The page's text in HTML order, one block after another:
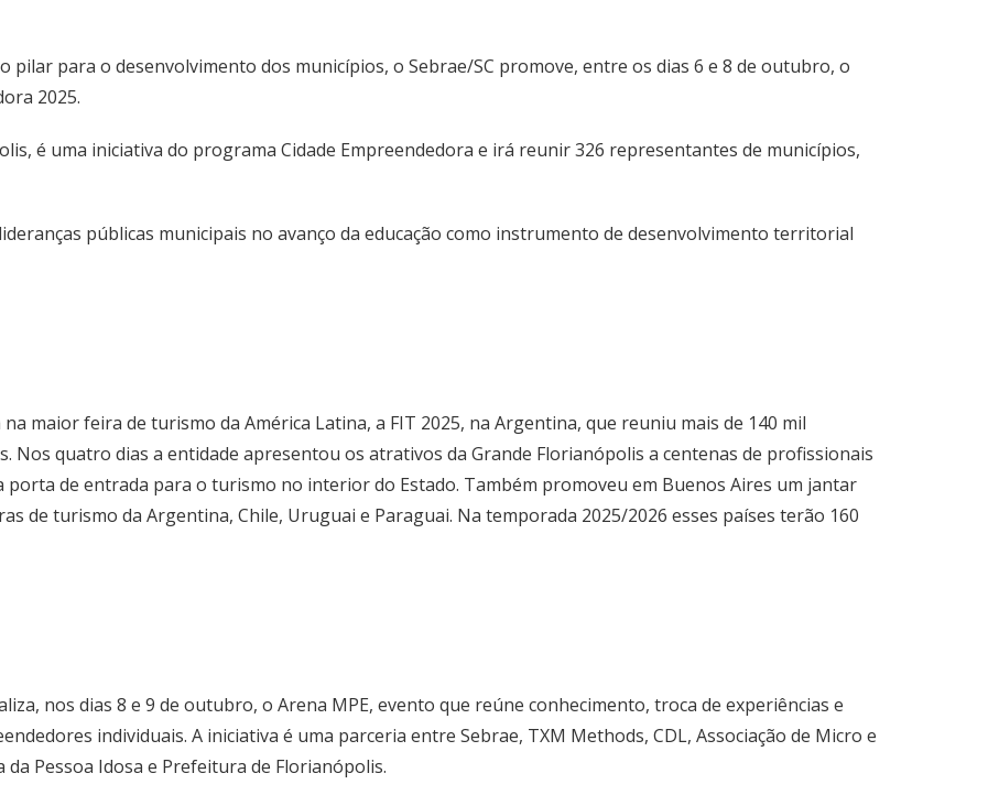
pilar para o desenvolvimento dos municípios, o Sebrae/SC promove, entre os dias 6 e 8 de outubro, o
2025.
é uma iniciativa do programa Cidade Empreendedora e irá reunir 326 representantes de municípios,
públicas municipais no avanço da educação como instrumento de desenvolvimento territorial
maior feira de turismo da América Latina, a FIT 2025, na Argentina, que reuniu mais de 140 mil
Nos quatro dias a entidade apresentou os atrativos da Grande Florianópolis a centenas de profissionais
porta de entrada para o turismo no interior do Estado. Também promoveu em Buenos Aires um jantar
de turismo da Argentina, Chile, Uruguai e Paraguai. Na temporada 2025/2026 esses países terão 160
nos dias 8 e 9 de outubro, o Arena MPE, evento que reúne conhecimento, troca de experiências e
individuais. A iniciativa é uma parceria entre Sebrae, TXM Methods, CDL, Associação de Micro e
da Pessoa Idosa e Prefeitura de Florianópolis.